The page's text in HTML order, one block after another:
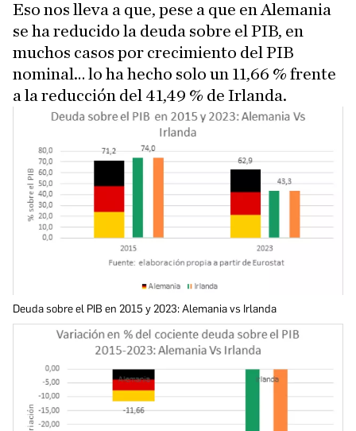
Eso nos lleva a que, pese a que en Alemania
se ha reducido la deuda sobre el PIB, en
muchos casos por crecimiento del PIB
nominal… lo ha hecho solo un 11,66 % frente
a la reducción del 41,49 % de Irlanda.
Deuda sobre el PIB en 2015 y 2023: Alemania vs Irlanda